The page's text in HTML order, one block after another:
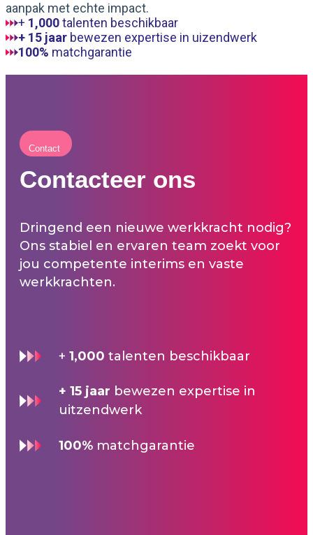
aanpak met echte impact.
+ 1,000talenten beschikbaar
+ 15 jaar bewezen expertise in uizendwerk
100% matchgarantie
Contact
Contacteer ons
Dringend een nieuwe werkkracht nodig?
Ons stabiel en ervaren team zoekt voor
jou competente interims en vaste
werkkrachten.
+ 1,000 talenten beschikbaar
+ 15 jaar bewezen expertise in
uitzendwerk
100% matchgarantie